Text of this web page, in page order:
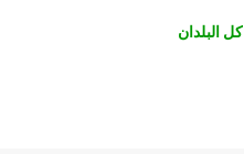
كل البلدان